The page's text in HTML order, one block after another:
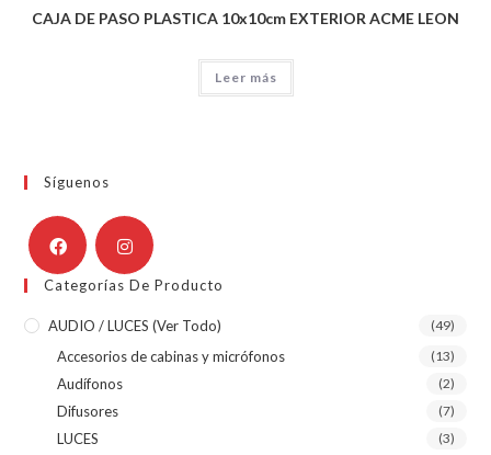
CAJA DE PASO PLASTICA 10x10cm EXTERIOR ACME LEON
Leer más
Síguenos
Categorías De Producto
AUDIO / LUCES (ver Todo) (49)
Accesorios de cabinas y micrófonos (13)
Audífonos (2)
Difusores (7)
LUCES (3)